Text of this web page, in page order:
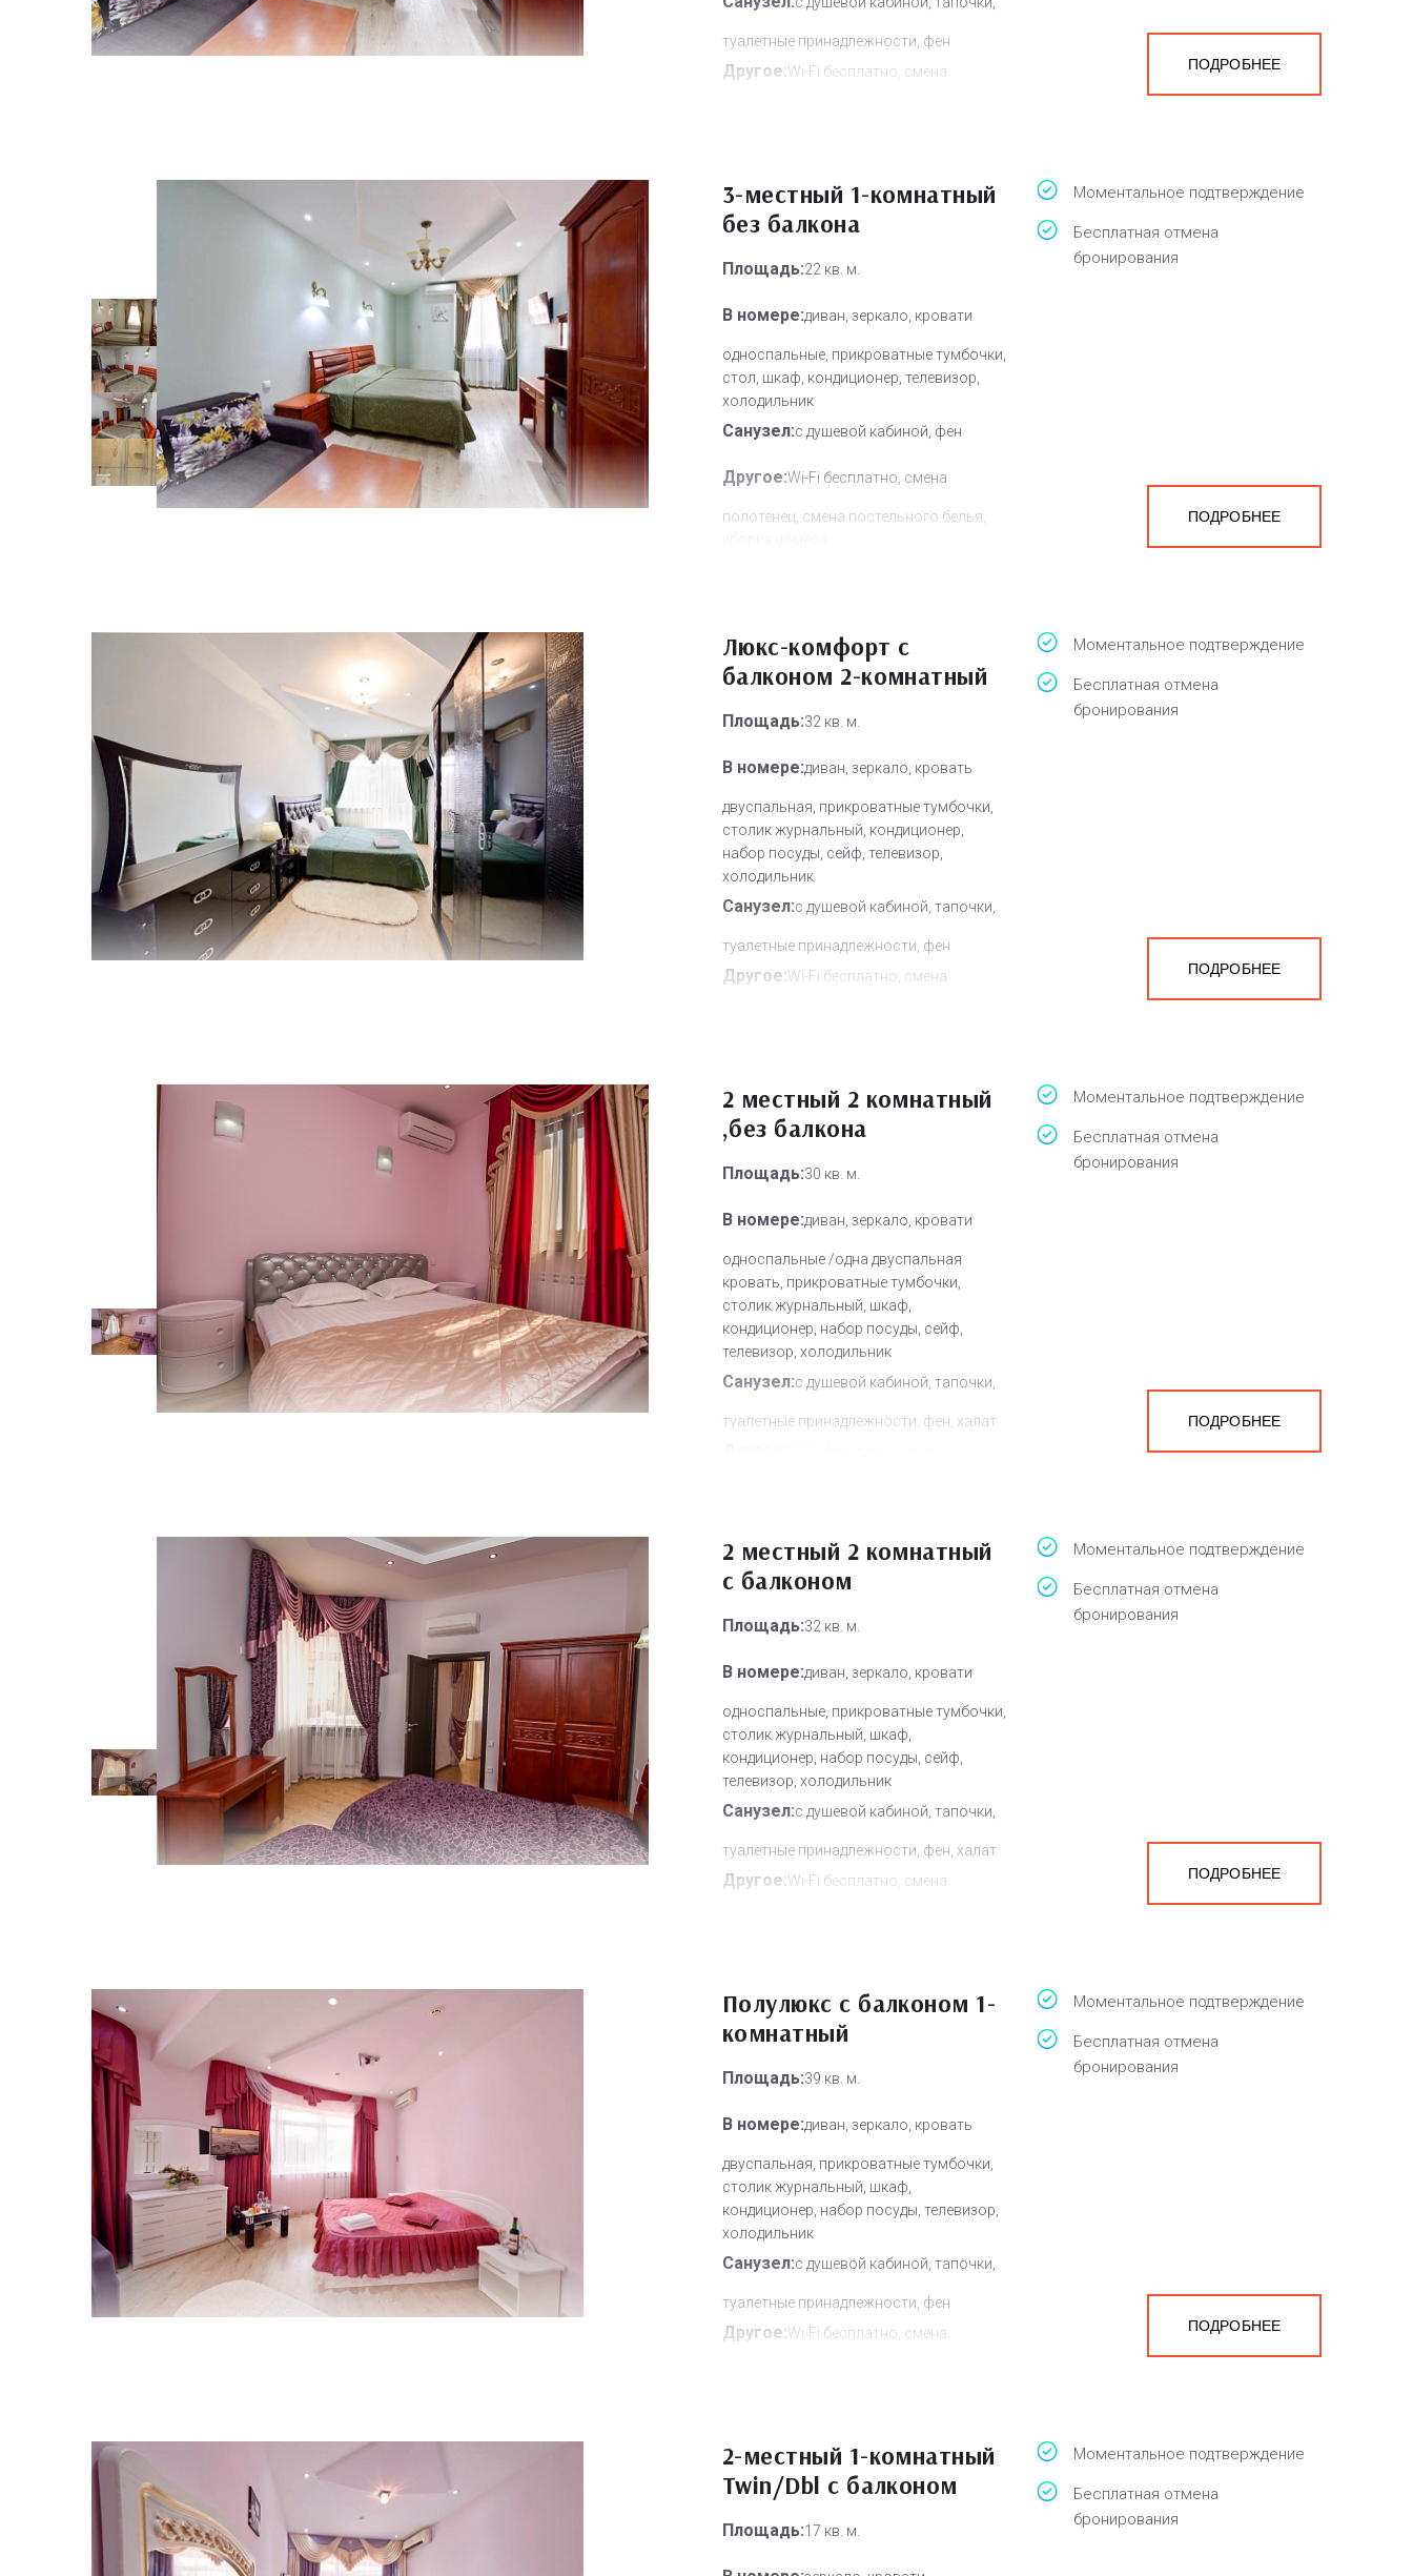
туалетные принадлежности, фен
Другое:Wi-Fi бесплатно, смена ПОДРОБНЕЕ
3-местный 1-комнатный
без балкона
Площадь:22 кв. м.
В номере:диван, зеркало, кровати
односпальные, прикроватные тумбочки,
стол, шкаф, кондиционер, телевизор,
холодильник
Санузел:с душевой кабиной, фен
Другое:Wi-Fi бесплатно, смена
полотенец, смена постельного белья,
Моментальное подтверждение
Бесплатная отмена
бронирования
ПОДРОБНЕЕ
Люкс-комфорт с
балконом 2-комнатный
Площадь:32 кв. м.
В номере:диван, зеркало, кровать
двуспальная, прикроватные тумбочки,
столик журнальный, кондиционер,
набор посуды, сейф, телевизор,
холодильник
Санузел:с душевой кабиной, тапочки,
туалетные принадлежности, фен
Другое:Wi-Fi бесплатно, смена
Моментальное подтверждение
Бесплатная отмена
бронирования
ПОДРОБНЕЕ
2 местный 2 комнатный
,без балкона
Площадь:30 кв. м.
В номере:диван, зеркало, кровати
односпальные /одна двуспальная
кровать, прикроватные тумбочки,
столик журнальный, шкаф,
кондиционер, набор посуды, сейф,
телевизор, холодильник
Санузел:с душевой кабиной, тапочки,
туалетные принадлежности, фен, халат
Дополнительное место:2
Моментальное подтверждение
Бесплатная отмена
бронирования
ПОДРОБНЕЕ
2 местный 2 комнатный
с балконом
Площадь:32 кв. м.
В номере:диван, зеркало, кровати
односпальные, прикроватные тумбочки,
столик журнальный, шкаф,
кондиционер, набор посуды, сейф,
телевизор, холодильник
Санузел:с душевой кабиной, тапочки,
туалетные принадлежности, фен, халат
Другое:Wi-Fi бесплатно, смена
Моментальное подтверждение
Бесплатная отмена
бронирования
ПОДРОБНЕЕ
Полулюкс с балконом 1-
комнатный
Площадь:39 кв. м.
В номере:диван, зеркало, кровать
двуспальная, прикроватные тумбочки,
столик журнальный, шкаф,
кондиционер, набор посуды, телевизор,
холодильник
Санузел:с душевой кабиной, тапочки,
туалетные принадлежности, фен
Другое:Wi-Fi бесплатно, смена
Моментальное подтверждение
Бесплатная отмена
бронирования
ПОДРОБНЕЕ
2-местный 1-комнатный
Twin/Dbl с балконом
Площадь:17 кв. м.
Моментальное подтверждение
Бесплатная отмена
бронирования